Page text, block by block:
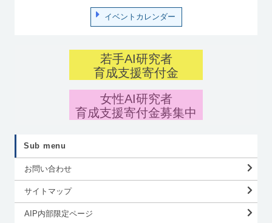
イベントカレンダー
若手AI研究者
育成支援寄付金
女性AI研究者
育成支援寄付金募集中
Sub menu
お問い合わせ
サイトマップ
AIP内部限定ページ